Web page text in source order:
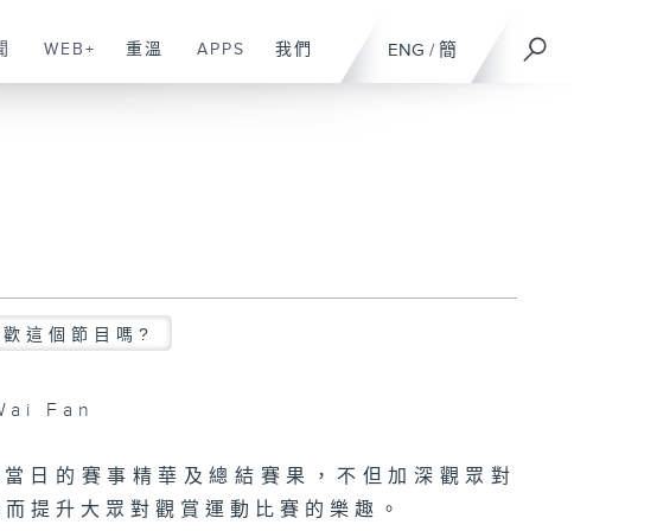
ENG / 簡
WEB+ 重溫 APPS 我們
這個節目嗎?
Fan
日的賽事精華及總結賽果，不但加深觀眾對
提升大眾對觀賞運動比賽的樂趣。